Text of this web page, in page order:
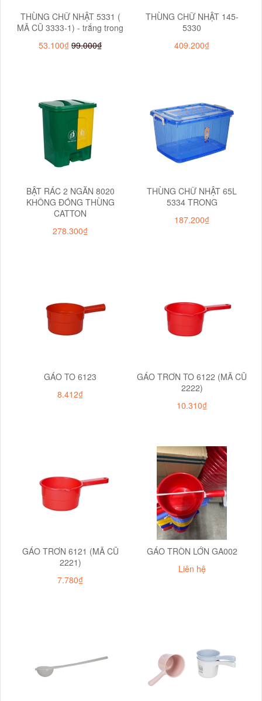
THÙNG CHỮ NHẬT 5331 (
MÃ CŨ 3333-1) - trắng trong
53.100₫ 99.000₫
THÙNG CHỮ NHẬT 145-
5330
409.200₫
BẬT RÁC 2 NGĂN 8020
KHÔNG ĐÓNG THÙNG
CATTON
278.300₫
THÙNG CHỮ NHẬT 65L
5334 TRONG
187.200₫
GÁO TO 6123
8.412₫
GÁO TRƠN TO 6122 (MÃ CŨ
2222)
10.310₫
GÁO TRƠN 6121 (MÃ CŨ
2221)
7.780₫
GÁO TRÒN LỚN GA002
Liên hệ